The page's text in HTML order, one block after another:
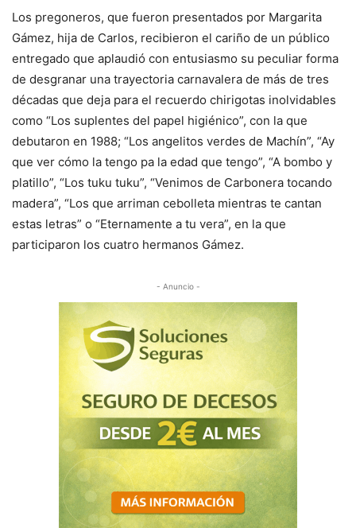
Los pregoneros, que fueron presentados por Margarita
Gámez, hija de Carlos, recibieron el cariño de un público
entregado que aplaudió con entusiasmo su peculiar forma
de desgranar una trayectoria carnavalera de más de tres
décadas que deja para el recuerdo chirigotas inolvidables
como “Los suplentes del papel higiénico”, con la que
debutaron en 1988; “Los angelitos verdes de Machín”, “Ay
que ver cómo la tengo pa la edad que tengo”, “A bombo y
platillo”, “Los tuku tuku”, “Venimos de Carbonera tocando
madera”, “Los que arriman cebolleta mientras te cantan
estas letras” o “Eternamente a tu vera”, en la que
participaron los cuatro hermanos Gámez.
- Anuncio -